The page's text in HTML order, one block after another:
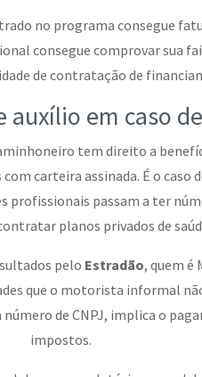
no programa consegue
consegue comprovar sua
de contratação de
auxílio em caso
tem direito a
carteira assinada. É o caso
profissionais passam a ter
planos privados de
pelo Estradão, quem é
que o motorista informal
de CNPJ, implica o
impostos.